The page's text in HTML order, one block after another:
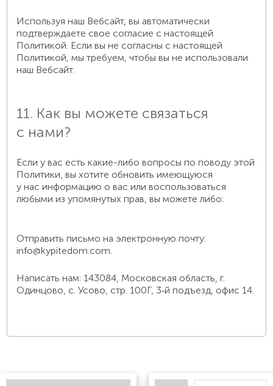
Используя наш Вебсайт, вы автоматически
подтверждаете свое согласие с настоящей
Политикой. Если вы не согласны с настоящей
Политикой, мы требуем, чтобы вы не использовали
наш Вебсайт.
11. Как вы можете связаться
с нами?
Если у вас есть какие-либо вопросы по поводу этой
Политики, вы хотите обновить имеющуюся
у нас информацию о вас или воспользоваться
любыми из упомянутых прав, вы можете либо:
Отправить письмо на электронную почту:
info@kypitedom.com.
Написать нам: 143084, Московская область, г.
Одинцово, с. Усово, стр. 100Г, 3‑й подъезд, офис 14.